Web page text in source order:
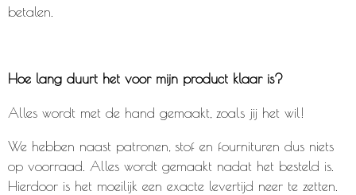
betalen.
Hoe lang duurt het voor mijn product klaar is?
Alles wordt met de hand gemaakt, zoals jij het wil!
We hebben naast patronen, stof en fournituren dus niets
op voorraad. Alles wordt gemaakt nadat het besteld is.
Hierdoor is het moeilijk een exacte levertijd neer te zetten.